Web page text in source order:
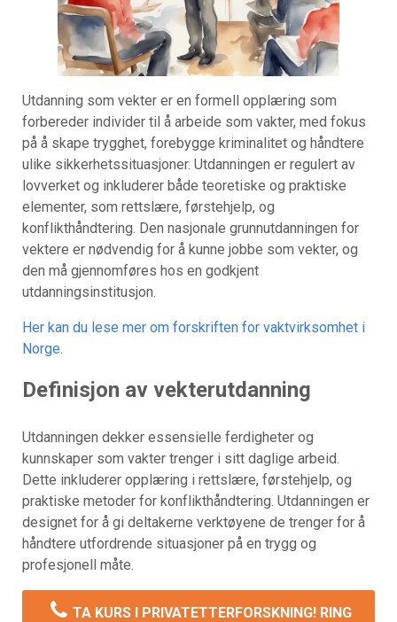
Utdanning som vekter er en formell opplæring som
forbereder individer til å arbeide som vakter, med fokus
på å skape trygghet, forebygge kriminalitet og håndtere
ulike sikkerhetssituasjoner. Utdanningen er regulert av
lovverket og inkluderer både teoretiske og praktiske
elementer, som rettslære, førstehjelp, og
konflikthåndtering. Den nasjonale grunnutdanningen for
vektere er nødvendig for å kunne jobbe som vekter, og
den må gjennomføres hos en godkjent
utdanningsinstitusjon.
Her kan du lese mer om forskriften for vaktvirksomhet i
Norge.
Definisjon av vekterutdanning
Utdanningen dekker essensielle ferdigheter og
kunnskaper som vakter trenger i sitt daglige arbeid.
Dette inkluderer opplæring i rettslære, førstehjelp, og
praktiske metoder for konflikthåndtering. Utdanningen er
designet for å gi deltakerne verktøyene de trenger for å
håndtere utfordrende situasjoner på en trygg og
profesjonell måte.
TA KURS I PRIVATETTERFORSKNING! RING